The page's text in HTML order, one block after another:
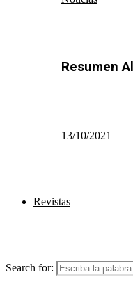
Resumen
13/10/2021
Revistas
Search for: